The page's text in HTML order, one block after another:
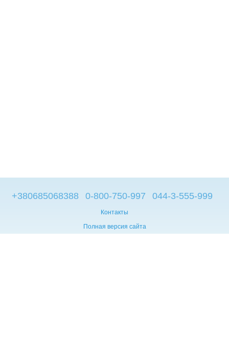
+380685068388 0-800-750-997 044-3-555-999
Контакты
Полная версия сайта